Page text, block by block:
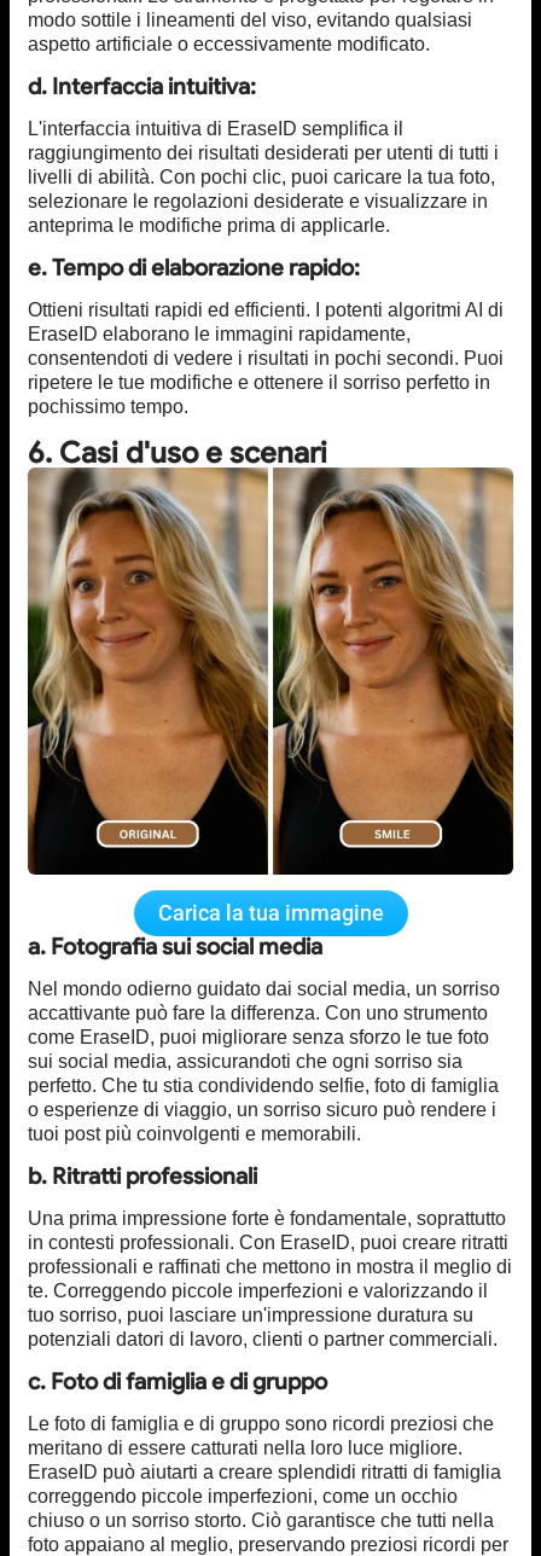
modo sottile i lineamenti del viso, evitando qualsiasi
aspetto artificiale o eccessivamente modificato.
d. Interfaccia intuitiva:
L'interfaccia intuitiva di EraseID semplifica il
raggiungimento dei risultati desiderati per utenti di tutti i
livelli di abilità. Con pochi clic, puoi caricare la tua foto,
selezionare le regolazioni desiderate e visualizzare in
anteprima le modifiche prima di applicarle.
e. Tempo di elaborazione rapido:
Ottieni risultati rapidi ed efficienti. I potenti algoritmi AI di
EraseID elaborano le immagini rapidamente,
consentendoti di vedere i risultati in pochi secondi. Puoi
ripetere le tue modifiche e ottenere il sorriso perfetto in
pochissimo tempo.
6. Casi d'uso e scenari
Carica la tua immagine
a. Fotografia sui social media
Nel mondo odierno guidato dai social media, un sorriso
accattivante può fare la differenza. Con uno strumento
come EraseID, puoi migliorare senza sforzo le tue foto
sui social media, assicurandoti che ogni sorriso sia
perfetto. Che tu stia condividendo selfie, foto di famiglia
o esperienze di viaggio, un sorriso sicuro può rendere i
tuoi post più coinvolgenti e memorabili.
b. Ritratti professionali
Una prima impressione forte è fondamentale, soprattutto
in contesti professionali. Con EraseID, puoi creare ritratti
professionali e raffinati che mettono in mostra il meglio di
te. Correggendo piccole imperfezioni e valorizzando il
tuo sorriso, puoi lasciare un'impressione duratura su
potenziali datori di lavoro, clienti o partner commerciali.
c. Foto di famiglia e di gruppo
Le foto di famiglia e di gruppo sono ricordi preziosi che
meritano di essere catturati nella loro luce migliore.
EraseID può aiutarti a creare splendidi ritratti di famiglia
correggendo piccole imperfezioni, come un occhio
chiuso o un sorriso storto. Ciò garantisce che tutti nella
foto appaiano al meglio, preservando preziosi ricordi per